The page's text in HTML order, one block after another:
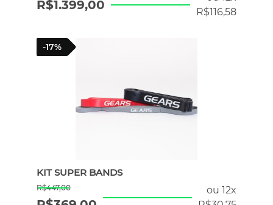
R$116,58
R$1.399,00
-17%
KIT SUPER BANDS
ou 12x
R$447,00